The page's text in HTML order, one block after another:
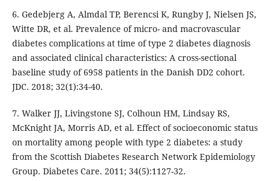
6. Gedebjerg A, Almdal TP, Berencsi K, Rungby J, Nielsen JS,
Witte DR, et al. Prevalence of micro- and macrovascular
diabetes complications at time of type 2 diabetes diagnosis
and associated clinical characteristics: A cross-sectional
baseline study of 6958 patients in the Danish DD2 cohort.
JDC. 2018; 32(1):34-40.
7. Walker JJ, Livingstone SJ, Colhoun HM, Lindsay RS,
McKnight JA, Morris AD, et al. Effect of socioeconomic status
on mortality among people with type 2 diabetes: a study
from the Scottish Diabetes Research Network Epidemiology
Group. Diabetes Care. 2011; 34(5):1127-32.